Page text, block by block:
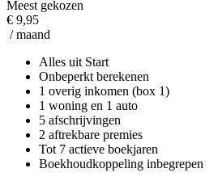
Meest gekozen
€ 9,95
/ maand
Alles uit Start
Onbeperkt berekenen
1 overig inkomen (box 1)
1 woning en 1 auto
5 afschrijvingen
2 aftrekbare premies
Tot 7 actieve boekjaren
Boekhoudkoppeling inbegrepen